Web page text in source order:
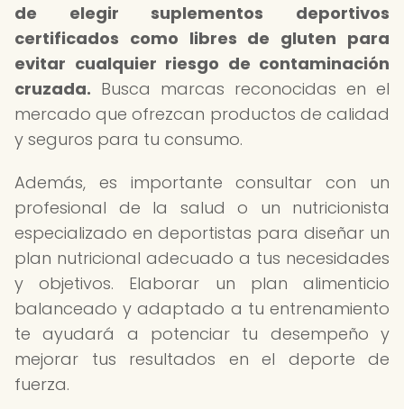
de elegir suplementos deportivos
certificados como libres de gluten para
evitar cualquier riesgo de contaminación
cruzada. Busca marcas reconocidas en el
mercado que ofrezcan productos de calidad
y seguros para tu consumo.
Además, es importante consultar con un
profesional de la salud o un nutricionista
especializado en deportistas para diseñar un
plan nutricional adecuado a tus necesidades
y objetivos. Elaborar un plan alimenticio
balanceado y adaptado a tu entrenamiento
te ayudará a potenciar tu desempeño y
mejorar tus resultados en el deporte de
fuerza.